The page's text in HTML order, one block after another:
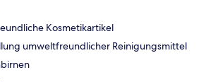
Kosmetikartikel
umweltfreundlicher Reinigungsmittel